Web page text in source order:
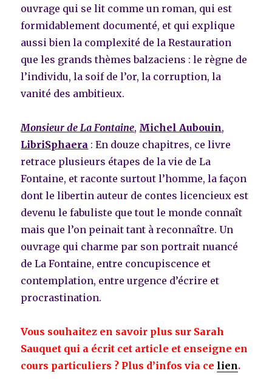
ouvrage qui se lit comme un roman, qui est
formidablement documenté, et qui explique
aussi bien la complexité de la Restauration
que les grands thèmes balzaciens : le règne de
l’individu, la soif de l’or, la corruption, la
vanité des ambitieux.
Monsieur de La Fontaine, Michel Aubouin,
LibriSphaera : En douze chapitres, ce livre
retrace plusieurs étapes de la vie de La
Fontaine, et raconte surtout l’homme, la façon
dont le libertin auteur de contes licencieux est
devenu le fabuliste que tout le monde connaît
mais que l’on peinait tant à reconnaître. Un
ouvrage qui charme par son portrait nuancé
de La Fontaine, entre concupiscence et
contemplation, entre urgence d’écrire et
procrastination.
Vous souhaitez en savoir plus sur Sarah
Sauquet qui a écrit cet article et enseigne en
cours particuliers ? Plus d’infos via ce lien.